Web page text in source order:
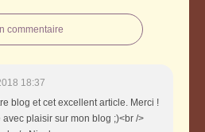
commentaire
18:37
blog et cet excellent article. Merci !
plaisir sur mon blog ;)<br />